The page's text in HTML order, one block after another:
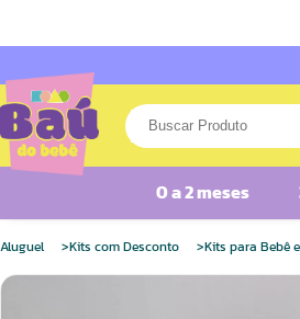
0 a 2 meses
Aluguel Kits com Desconto Kits para Bebê